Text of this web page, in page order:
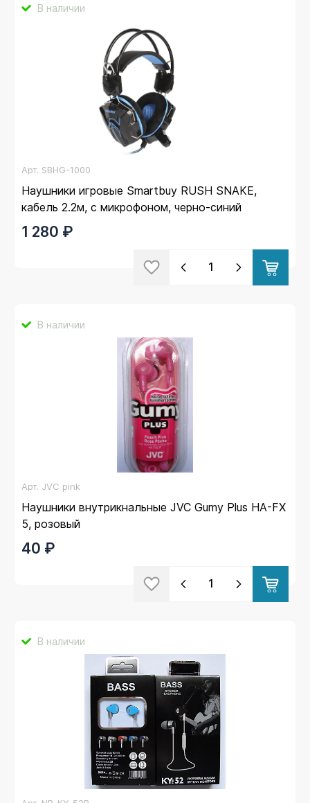
В наличии
Арт. SBHG-1000
Наушники игровые Smartbuy RUSH SNAKE,
кабель 2.2м, с микрофоном, черно-синий
1 280 ₽
В наличии
Арт. JVC pink
Наушники внутрикнальные JVC Gumy Plus HA-FX
5, розовый
40 ₽
В наличии